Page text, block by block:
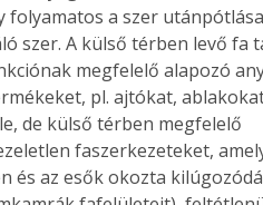
a szer
szer. A külső térben levő fa
megfelelő alapozó
pl. ajtókat,
de külső térben megfelelő
faszerkezeteket,
és az esők okozta